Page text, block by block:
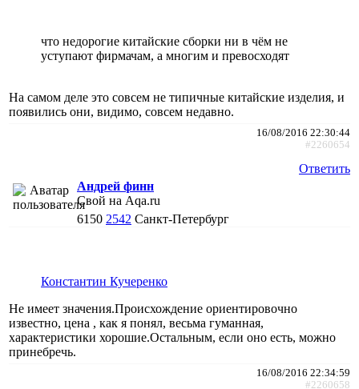
что недорогие китайские сборки ни в чём не
уступают фирмачам, а многим и превосходят
На самом деле это совсем не типичные китайские изделия, и
появились они, видимо, совсем недавно.
16/08/2016 22:30:44
#2260654
Ответить
Андрей финн
Свой на Aqa.ru
6150 2542 Санкт-Петербург
Константин Кучеренко
Не имеет значения.Происхождение ориентировочно
известно, цена , как я понял, весьма гуманная,
характеристики хорошие.Остальным, если оно есть, можно
принебречь.
16/08/2016 22:34:59
#2260658